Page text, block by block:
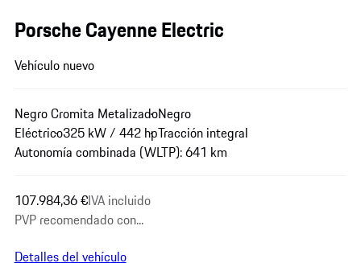
Porsche Cayenne Electric
Vehículo nuevo
Negro Cromita MetalizadoNegro
Eléctrico325 kW / 442 hpTracción integral
Autonomía combinada (WLTP): 641 km
107.984,36 €IVA incluido
PVP recomendado con...
Detalles del vehículo